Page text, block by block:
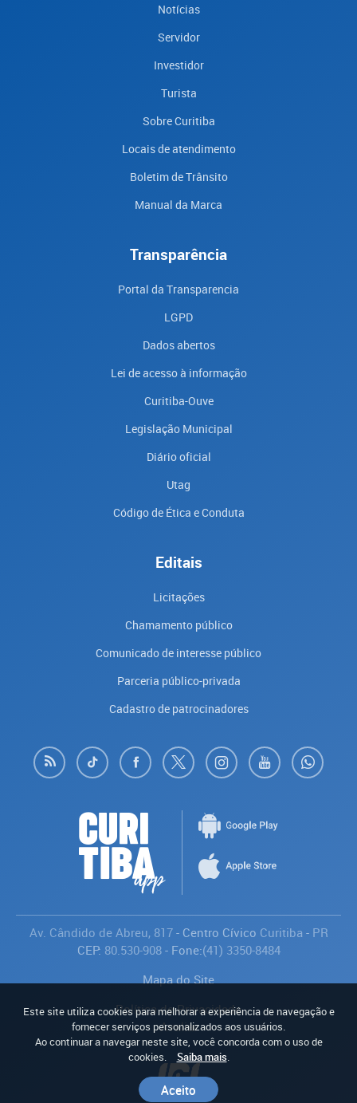
Notícias
Servidor
Investidor
Turista
Sobre Curitiba
Locais de atendimento
Boletim de Trânsito
Manual da Marca
Transparência
Portal da Transparencia
LGPD
Dados abertos
Lei de acesso à informação
Curitiba-Ouve
Legislação Municipal
Diário oficial
Utag
Código de Ética e Conduta
Editais
Licitações
Chamamento público
Comunicado de interesse público
Parceria público-privada
Cadastro de patrocinadores
Av. Cândido de Abreu, 817- Centro Cívico Curitiba - PR
CEP: 80.530-908- Fone:(41) 3350-8484
Mapa do Site
Política de Privacidade
Avaliar
Este site utiliza cookies para melhorar a experiência de navegação e
fornecer serviços personalizados aos usuários.
Ao continuar a navegar neste site, você concorda com o uso de
cookies.
Saiba mais.
Aceito